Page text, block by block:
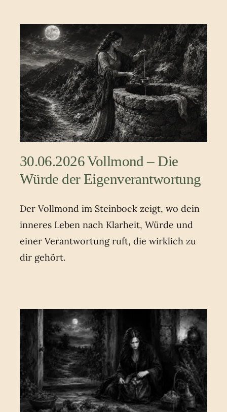
30.06.2026 Vollmond – Die
Würde der Eigenverantwortung
Der Vollmond im Steinbock zeigt, wo dein
inneres Leben nach Klarheit, Würde und
einer Verantwortung ruft, die wirklich zu
dir gehört.